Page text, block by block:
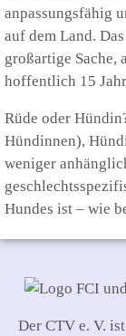
anpassungsfähig
auf dem Land.
großartige Sache,
hoffentlich 15
Rüde oder
Hündinnen),
weniger
Hundes ist – wie
Der CTV e. V.